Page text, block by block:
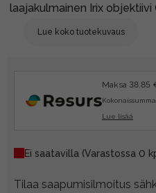
laajakulmainen Irix objektiivi
Lue koko tuotekuvaus
Maksa 38.85
Lue lisää
Ei saatavilla (Varastossa 0
Tilaa saapumisilmoitus